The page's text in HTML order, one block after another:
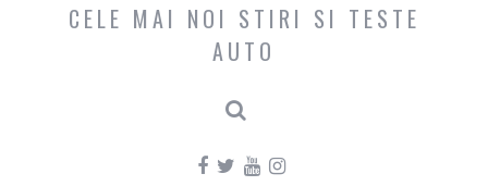
CELE MAI NOI STIRI SI TESTE
AUTO